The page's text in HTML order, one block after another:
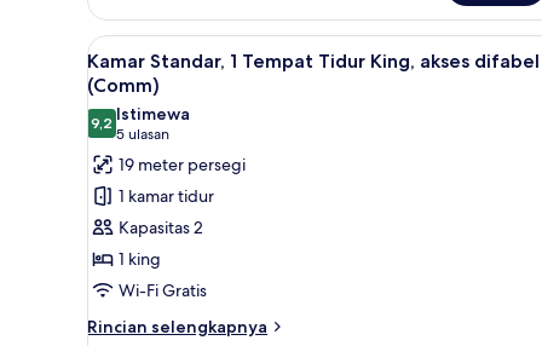
Kamar
Standar,
2
Tempat
Tidur
Queen,
akses
difabel
(Comm)
Lihat
semua
foto
untuk
Kamar
Standar,
Tempat
Tidur
King,
akses
Brankas, meja kerja, setrika/
5
Kamar Standar, 1 Tempat Tidur King, akses difabel
(Comm)
9,29,2 dari 10
Istimewa
5 ulasan
(5
ulasan)
19 meter persegi
1 kamar tidur
Kapasitas 2
1 king
Wi-Fi Gratis
Rincian selengkapnya
Rincian